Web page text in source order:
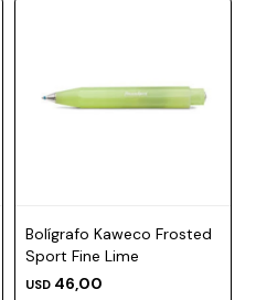
Bolígrafo Kaweco Frosted
Sport Fine Lime
USD 46,00